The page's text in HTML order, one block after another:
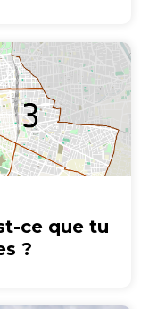
ce que tu
?